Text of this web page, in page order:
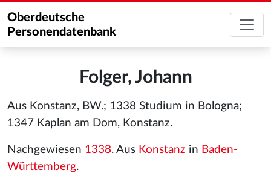
Oberdeutsche
Personendatenbank
Folger, Johann
Aus Konstanz, BW.; 1338 Studium in Bologna;
1347 Kaplan am Dom, Konstanz.
Nachgewiesen 1338. Aus Konstanz in Baden-
Württemberg.